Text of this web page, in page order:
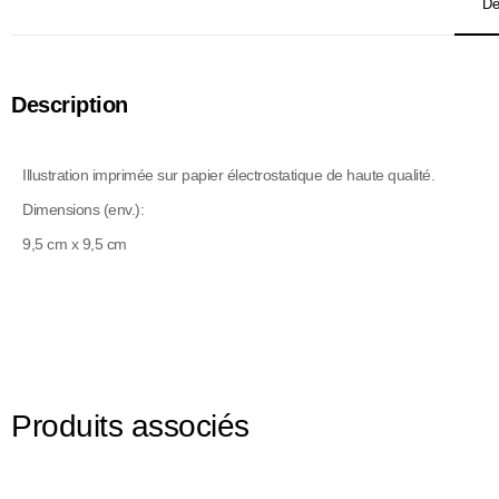
Description
Illustration imprimée sur papier électrostatique de haute qualité.
Dimensions (env.):
9,5 cm x 9,5 cm
Produits associés